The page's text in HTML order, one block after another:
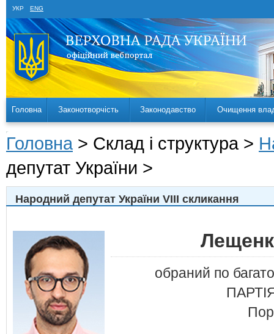
УКР ENG
Головна Законотворчість Законодавство Очищення
Головна > Склад і структура >
депутат України >
Народний депутат України VIII скликання
обраний по